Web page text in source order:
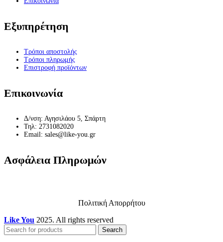
Εξυπηρέτηση
Τρόποι αποστολής
Τρόποι πληρωμής
Επιστροφή προϊόντων
Επικοινωνία
Δ/νση: Αγησιλάου 5, Σπάρτη
Τηλ: 2731082020
Email: sales@like-you.gr
Ασφάλεια Πληρωμών
Πολιτική Απορρήτου
Like You 2025. All rights reserved
Search